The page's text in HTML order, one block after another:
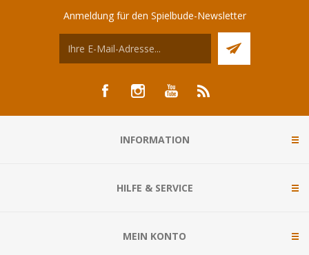
Anmeldung für den Spielbude-Newsletter
INFORMATION
HILFE & SERVICE
MEIN KONTO